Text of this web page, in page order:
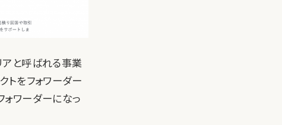
アと呼ばれる事業
トをフォワーダー
ォワーダーになっ